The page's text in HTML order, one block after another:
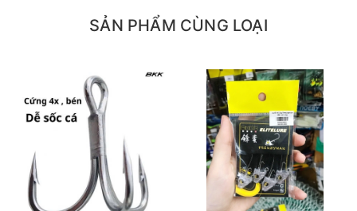
SẢN PHẨM CÙNG LOẠI